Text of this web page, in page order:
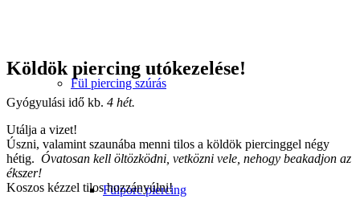
Fül piercing szúrás
Fülporc piercing
Köldök piercing utókezelése!
Gyógyulási idő kb. 4 hét.
Utálja a vizet!
Úszni, valamint szaunába menni tilos a köldök piercinggel négy
hétig. Óvatosan kell öltözködni, vetközni vele, nehogy beakadjon az
ékszer!
Koszos kézzel tilos hozzányúlni!